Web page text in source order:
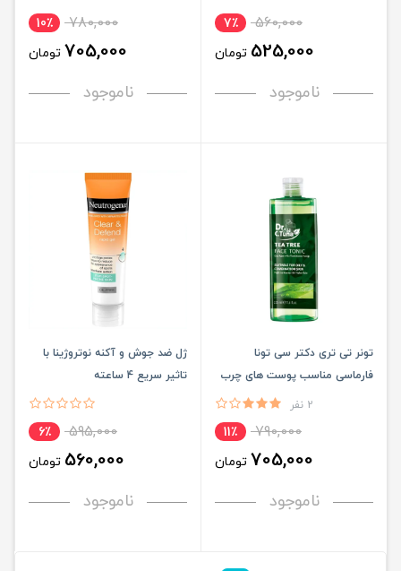
560,000 7٪
525,000 تومان
ناموجود
780,000 10٪
705,000 تومان
ناموجود
تونر تی تری دکتر سی تونا
فارماسی مناسب پوست های چرب
2 نفر
790,000 11٪
705,000 تومان
ناموجود
ژل ضد جوش و آکنه نوتروژینا با
تاثیر سریع 4 ساعته
595,000 6٪
560,000 تومان
ناموجود